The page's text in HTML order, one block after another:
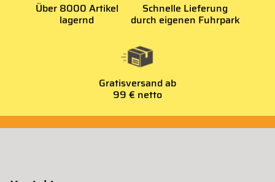
Über 8000 Artikel
lagernd
Schnelle Lieferung
durch eigenen Fuhrpark
Gratisversand ab
99 € netto